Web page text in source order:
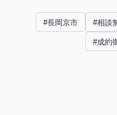
#長岡京市 #相談
#成約